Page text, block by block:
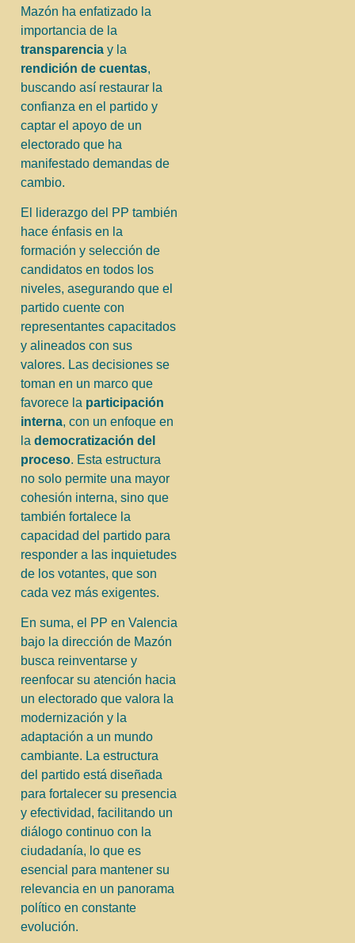
Mazón ha enfatizado la
importancia de la
transparencia y la
rendición de cuentas,
buscando así restaurar la
confianza en el partido y
captar el apoyo de un
electorado que ha
manifestado demandas de
cambio.
El liderazgo del PP también
hace énfasis en la
formación y selección de
candidatos en todos los
niveles, asegurando que el
partido cuente con
representantes capacitados
y alineados con sus
valores. Las decisiones se
toman en un marco que
favorece la participación
interna, con un enfoque en
la democratización del
proceso. Esta estructura
no solo permite una mayor
cohesión interna, sino que
también fortalece la
capacidad del partido para
responder a las inquietudes
de los votantes, que son
cada vez más exigentes.
En suma, el PP en Valencia
bajo la dirección de Mazón
busca reinventarse y
reenfocar su atención hacia
un electorado que valora la
modernización y la
adaptación a un mundo
cambiante. La estructura
del partido está diseñada
para fortalecer su presencia
y efectividad, facilitando un
diálogo continuo con la
ciudadanía, lo que es
esencial para mantener su
relevancia en un panorama
político en constante
evolución.